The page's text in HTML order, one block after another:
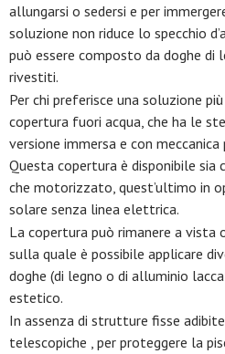
allungarsi o sedersi e per
soluzione non riduce lo specchio
può essere composto da doghe di
rivestiti.
Per chi preferisce una soluzione
copertura fuori acqua, che ha le
versione immersa e con
Questa copertura è disponibile
che motorizzato, quest’ultimo in
solare senza linea elettrica.
La copertura può rimanere a vista
sulla quale è possibile applicare
doghe (di legno o di alluminio
estetico.
In assenza di strutture fisse
telescopiche , per proteggere la